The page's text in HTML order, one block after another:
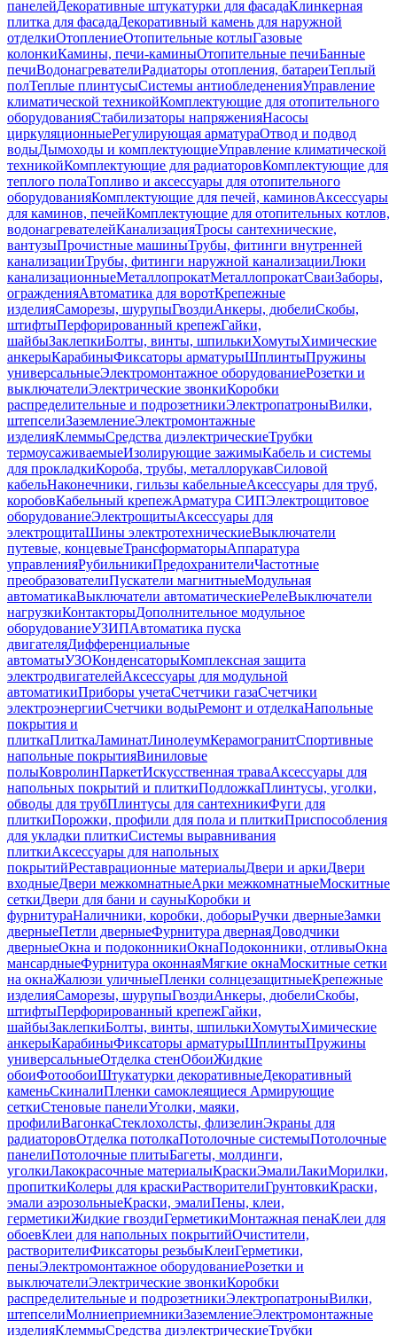
панелейДекоративные штукатурки для фасадаКлинкерная
плитка для фасадаДекоративный камень для наружной
отделкиОтоплениеОтопительные котлыГазовые
колонкиКамины, печи-каминыОтопительные печиБанные
печиВодонагревателиРадиаторы отопления, батареиТеплый
полТеплые плинтусыСистемы антиобледененияУправление
климатической техникойКомплектующие для отопительного
оборудованияСтабилизаторы напряженияНасосы
циркуляционныеРегулирующая арматураОтвод и подвод
водыДымоходы и комплектующиеУправление климатической
техникойКомплектующие для радиаторовКомплектующие для
теплого полаТопливо и аксессуары для отопительного
оборудованияКомплектующие для печей, каминовАксессуары
для каминов, печейКомплектующие для отопительных котлов,
водонагревателейКанализацияТросы сантехнические,
вантузыПрочистные машиныТрубы, фитинги внутренней
канализацииТрубы, фитинги наружной канализацииЛюки
канализационныеМеталлопрокатМеталлопрокатСваиЗаборы,
огражденияАвтоматика для воротКрепежные
изделияСаморезы, шурупыГвоздиАнкеры, дюбелиСкобы,
штифтыПерфорированный крепежГайки,
шайбыЗаклепкиБолты, винты, шпилькиХомутыХимические
анкерыКарабиныФиксаторы арматурыШплинтыПружины
универсальныеЭлектромонтажное оборудованиеРозетки и
выключателиЭлектрические звонкиКоробки
распределительные и подрозетникиЭлектропатроныВилки,
штепселиЗаземлениеЭлектромонтажные
изделияКлеммыСредства диэлектрическиеТрубки
термоусаживаемыеИзолирующие зажимыКабель и системы
для прокладкиКороба, трубы, металлорукавСиловой
кабельНаконечники, гильзы кабельныеАксессуары для труб,
коробовКабельный крепежАрматура СИПЭлектрощитовое
оборудованиеЭлектрощитыАксессуары для
электрощитаШины электротехническиеВыключатели
путевые, концевыеТрансформаторыАппаратура
управленияРубильникиПредохранителиЧастотные
преобразователиПускатели магнитныеМодульная
автоматикаВыключатели автоматическиеРелеВыключатели
нагрузкиКонтакторыДополнительное модульное
оборудованиеУЗИПАвтоматика пуска
двигателяДифференциальные
автоматыУЗОКонденсаторыКомплексная защита
электродвигателейАксессуары для модульной
автоматикиПриборы учетаСчетчики газаСчетчики
электроэнергииСчетчики водыРемонт и отделкаНапольные
покрытия и
плиткаПлиткаЛаминатЛинолеумКерамогранитСпортивные
напольные покрытияВиниловые
полыКовролинПаркетИскусственная траваАксессуары для
напольных покрытий и плиткиПодложкаПлинтусы, уголки,
обводы для трубПлинтусы для сантехникиФуги для
плиткиПорожки, профили для пола и плиткиПриспособления
для укладки плиткиСистемы выравнивания
плиткиАксессуары для напольных
покрытийРеставрационные материалыДвери и аркиДвери
входныеДвери межкомнатныеАрки межкомнатныеМоскитные
сеткиДвери для бани и сауныКоробки и
фурнитураНаличники, коробки, доборыРучки дверныеЗамки
дверныеПетли дверныеФурнитура двернаяДоводчики
дверныеОкна и подоконникиОкнаПодоконники, отливыОкна
мансардныеФурнитура оконнаяМягкие окнаМоскитные сетки
на окнаЖалюзи уличныеПленки солнцезащитныеКрепежные
изделияСаморезы, шурупыГвоздиАнкеры, дюбелиСкобы,
штифтыПерфорированный крепежГайки,
шайбыЗаклепкиБолты, винты, шпилькиХомутыХимические
анкерыКарабиныФиксаторы арматурыШплинтыПружины
универсальныеОтделка стенОбоиЖидкие
обоиФотообоиШтукатурки декоративныеДекоративный
каменьСкиналиПленки самоклеящиеся Армирующие
сеткиСтеновые панелиУголки, маяки,
профилиВагонкаСтеклохолсты, флизелинЭкраны для
радиаторовОтделка потолкаПотолочные системыПотолочные
панелиПотолочные плитыБагеты, молдинги,
уголкиЛакокрасочные материалыКраскиЭмалиЛакиМорилки,
пропиткиКолеры для краскиРастворителиГрунтовкиКраски,
эмали аэрозольныеКраски, эмалиПены, клеи,
герметикиЖидкие гвоздиГерметикиМонтажная пенаКлеи для
обоевКлеи для напольных покрытийОчистители,
растворителиФиксаторы резьбыКлеиГерметики,
пеныЭлектромонтажное оборудованиеРозетки и
выключателиЭлектрические звонкиКоробки
распределительные и подрозетникиЭлектропатроныВилки,
штепселиМолниеприемникиЗаземлениеЭлектромонтажные
изделияКлеммыСредства диэлектрическиеТрубки